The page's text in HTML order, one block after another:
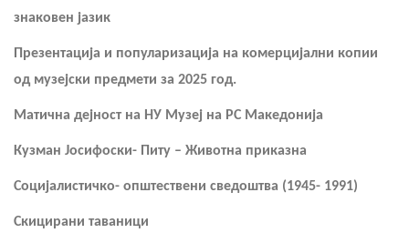
знаковен јазик
Презентација и популаризација на комерцијални копии
од музејски предмети за 2025 год.
Матична дејност на НУ Музеј на РС Македонија
Кузман Јосифоски- Питу – Животна приказна
Социјалистичко- општествени сведоштва (1945- 1991)
Скицирани таваници